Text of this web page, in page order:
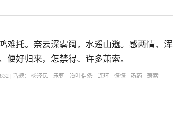
难托。奈云深雾阔，水遥山邈。感两情、浑
便好归来，怎禁得、许多萧索。
832 | 话题： 杨泽民 宋朝 冶叶倡条 连环 恹恹 汤药 萧索